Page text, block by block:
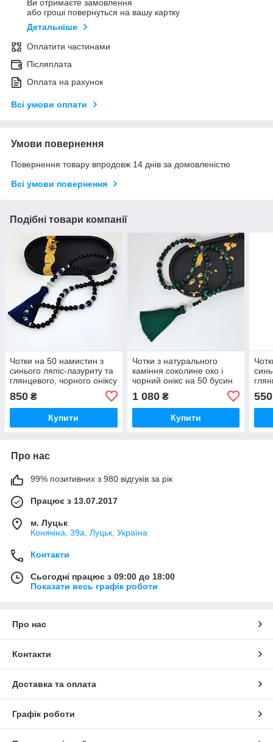
Ви отримаєте замовлення
або гроші повернуться на вашу картку
Детальніше
Оплатити частинами
Післяплата
Оплата на рахунок
Всі умови оплати
Умови повернення
Повернення товару впродовж 14 днів за домовленістю
Всі умови повернення
Подібні товари компанії
Чотки на 50 намистин з
синього ляпіс-лазуриту та
глянцевого, чорного оніксу
850 ₴
Купити
Чотки з натурального
каміння соколине око і
чорний онікс на 50 бусин
1 080₴
Купити
550
Про нас
99% позитивних з 980 відгуків за рік
Працює з 13.07.2017
м. Луцьк
Конякіна, 39а, Луцьк, Україна
Контакти
Сьогодні працює з 09:00 до 18:00
Показати весь графік роботи
Про нас
Контакти
Доставка та оплата
Графік роботи